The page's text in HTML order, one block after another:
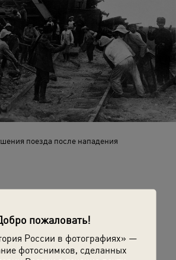
пожаловать!
России в фотографиях» —
фотоснимков, сделанных
поезда после нападения
и Гражданская война»,«20